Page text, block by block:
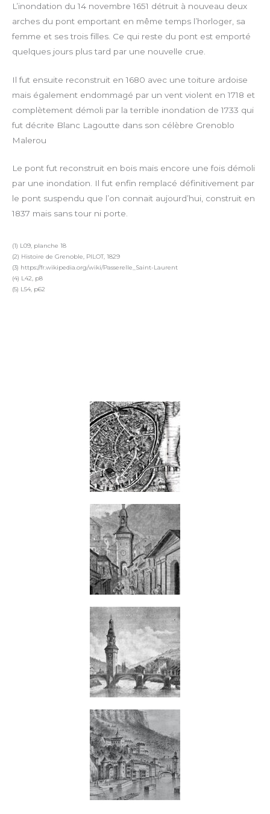
L’inondation du 14 novembre 1651 détruit à nouveau deux
arches du pont emportant en même temps l’horloger, sa
femme et ses trois filles. Ce qui reste du pont est emporté
quelques jours plus tard par une nouvelle crue.
Il fut ensuite reconstruit en 1680 avec une toiture ardoise
mais également endommagé par un vent violent en 1718 et
complètement démoli par la terrible inondation de 1733 qui
fut décrite Blanc Lagoutte dans son célèbre Grenoblo
Malerou
Le pont fut reconstruit en bois mais encore une fois démoli
par une inondation. Il fut enfin remplacé définitivement par
le pont suspendu que l’on connait aujourd’hui, construit en
1837 mais sans tour ni porte.
(1) L09, planche 18
(2) Histoire de Grenoble, PILOT, 1829
(3) https://fr.wikipedia.org/wiki/Passerelle_Saint-Laurent
(4) L42, p8
(5) L54, p62